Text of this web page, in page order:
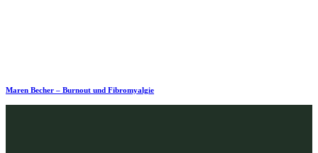
Maren Becher – Burnout und Fibromyalgie